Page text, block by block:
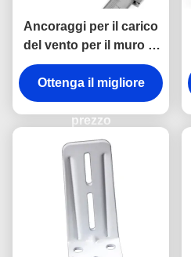
Ancoraggi per il carico
del vento per il muro di
cortina personalizzato
Ottenga il migliore
prezzo